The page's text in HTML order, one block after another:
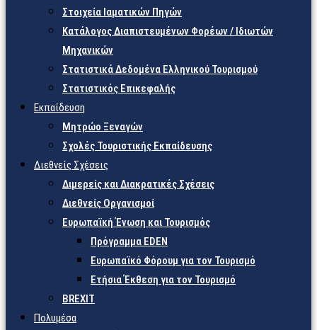
Στοιχεία Ιαματικών Πηγών
Κατάλογος Διαπιστευμένων Φορέων / Ιδιωτών
Μηχανικών
Στατιστικά Δεδομένα Ελληνικού Τουρισμού
Στατιστικός Επικεφαλής
Εκπαίδευση
Μητρώο Ξεναγών
Σχολές Τουριστικής Εκπαίδευσης
Διεθνείς Σχέσεις
Διμερείς και Διακρατικές Σχέσεις
Διεθνείς Οργανισμοί
Ευρωπαϊκή Ένωση και Τουρισμός
Πρόγραμμα EDEN
Ευρωπαϊκό Φόρουμ για τον Τουρισμό
Ετήσια Έκθεση για τον Τουρισμό
BREXIT
Πολυμέσα